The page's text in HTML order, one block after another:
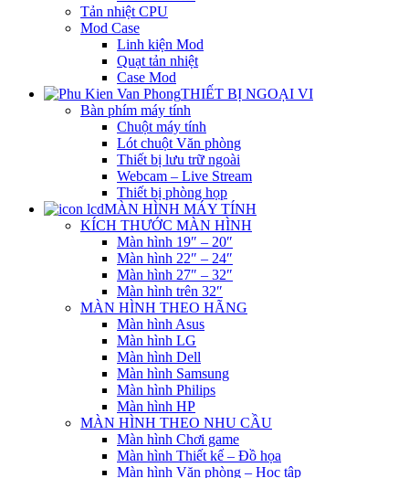
Tản nhiệt CPU
Mod Case
Linh kiện Mod
Quạt tản nhiệt
Case Mod
THIẾT BỊ NGOẠI VI
Bàn phím máy tính
Chuột máy tính
Lót chuột Văn phòng
Thiết bị lưu trữ ngoài
Webcam – Live Stream
Thiết bị phòng họp
MÀN HÌNH MÁY TÍNH
KÍCH THƯỚC MÀN HÌNH
Màn hình 19″ – 20″
Màn hình 22″ – 24″
Màn hình 27″ – 32″
Màn hình trên 32″
MÀN HÌNH THEO HÃNG
Màn hình Asus
Màn hình LG
Màn hình Dell
Màn hình Samsung
Màn hình Philips
Màn hình HP
MÀN HÌNH THEO NHU CẦU
Màn hình Chơi game
Màn hình Thiết kế – Đồ họa
Màn hình Văn phòng – Học tập